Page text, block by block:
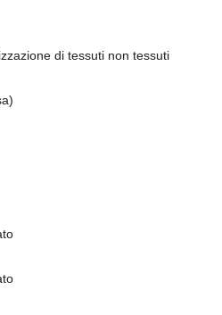
di tessuti non tessuti